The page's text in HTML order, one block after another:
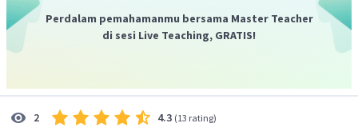
perkebunan
Terjadinya perpindahan penduduk karena proses
Perdalam pemahamanmu bersama Master Teacher
di sesi Live Teaching, GRATIS!
2 4.3 (13 rating)